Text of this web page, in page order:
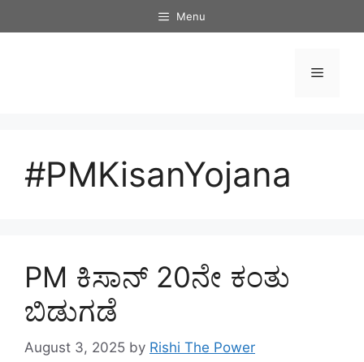
to
Menu
Menu
#PMKisanYojana
PM ಕಿಸಾನ್ 20ನೇ ಕಂತು
ಬಿಡುಗಡೆ
August 3, 2025 by Rishi The Power